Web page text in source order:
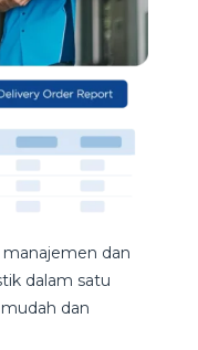
dan
dalam satu
dan